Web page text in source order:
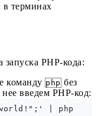
терминах
запуска PHP-кода:
команду php без
введем PHP-код:
world!";' | php